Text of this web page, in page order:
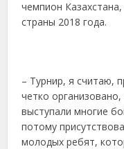
чемпион
страны 2018 года.
– Турнир, я считаю,
четко
выступали многие
потому
молодых ребят,